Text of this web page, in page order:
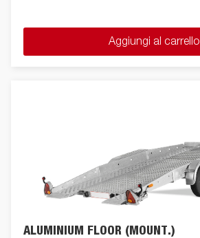
Aggiungi al carrello
ALUMINIUM FLOOR (MOUNT.)